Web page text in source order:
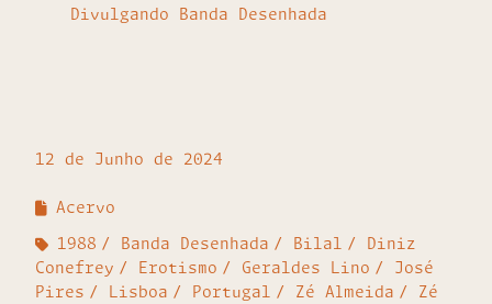
Divulgando Banda Desenhada
12 de Junho de 2024
Acervo
1988 Banda Desenhada Bilal
Diniz
Conefrey
Erotismo Geraldes Lino
José
Pires
Lisboa Portugal Zé Almeida
Zé